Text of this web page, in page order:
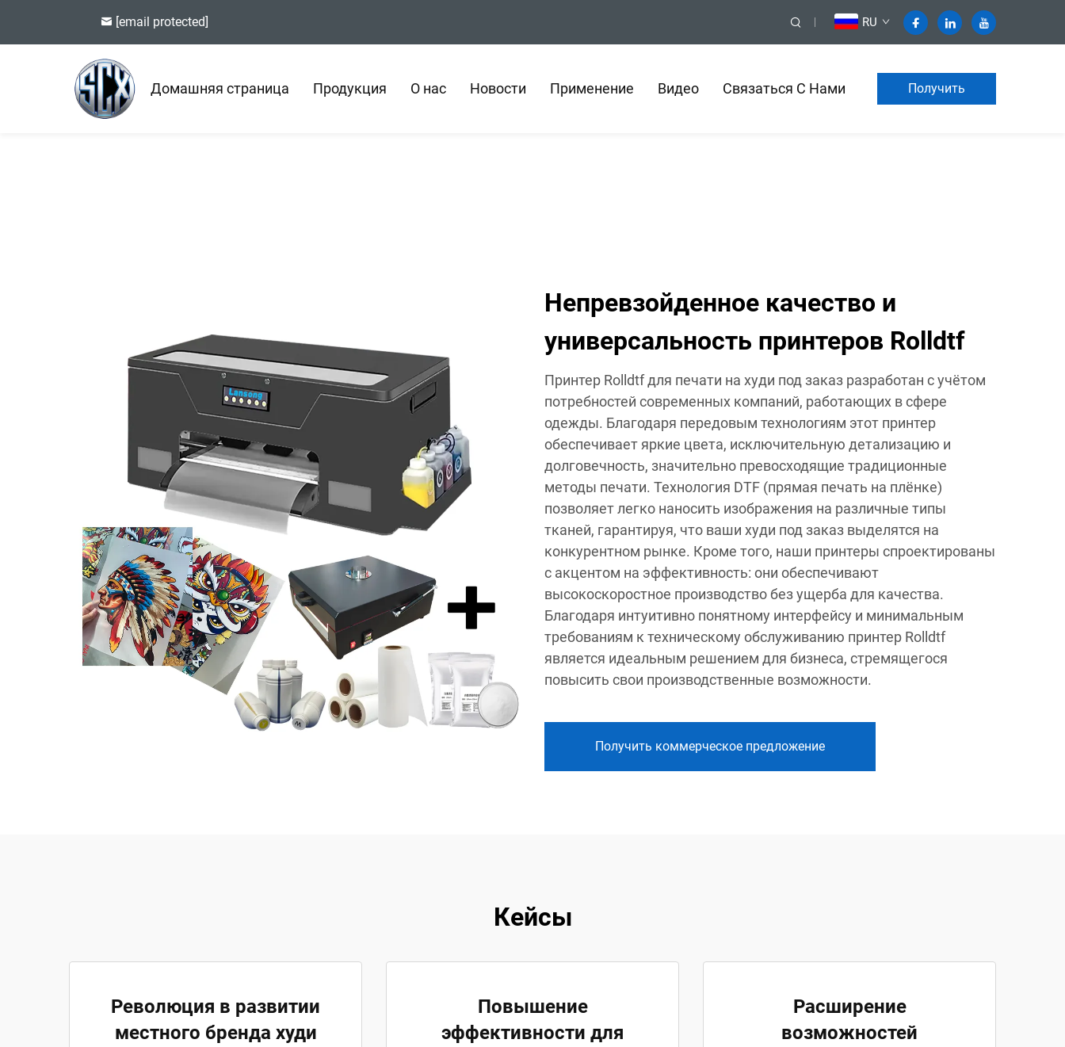
[email protected] RU
Домашняя страница Продукция О нас Новости Применение Видео Связаться С Нами Получить
Непревзойденное качество и
универсальность принтеров Rolldtf
Принтер Rolldtf для печати на худи под заказ разработан с учётом
потребностей современных компаний, работающих в сфере
одежды. Благодаря передовым технологиям этот принтер
обеспечивает яркие цвета, исключительную детализацию и
долговечность, значительно превосходящие традиционные
методы печати. Технология DTF (прямая печать на плёнке)
позволяет легко наносить изображения на различные типы
тканей, гарантируя, что ваши худи под заказ выделятся на
конкурентном рынке. Кроме того, наши принтеры спроектированы
с акцентом на эффективность: они обеспечивают
высокоскоростное производство без ущерба для качества.
Благодаря интуитивно понятному интерфейсу и минимальным
требованиям к техническому обслуживанию принтер Rolldtf
является идеальным решением для бизнеса, стремящегося
повысить свои производственные возможности.
Получить коммерческое предложение
Кейсы
Революция в развитии
местного бренда худи
Повышение
эффективности для
Расширение
возможностей